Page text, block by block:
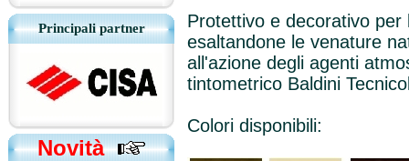
Principali partner
Novità
Protettivo e decorativo
esaltandone le venature
all'azione degli agenti
tintometrico Baldini
Colori disponibili: